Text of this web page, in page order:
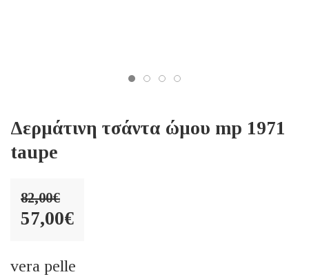
Δερμάτινη τσάντα ώμου mp 1971
taupe
82,00€
Original
was:
57,00€
τρέχουσα
vera pelle